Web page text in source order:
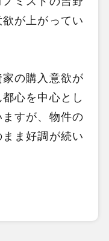
が上がってい
家の購入意欲が
心を中心とし
すが、物件の
ま好調が続い